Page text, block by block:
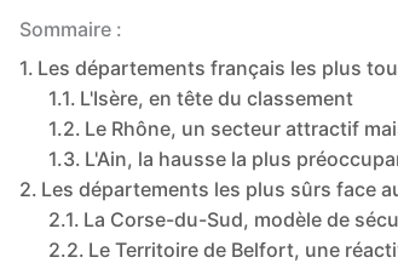
Sommaire :
Les départements français les plus
L'Isère, en tête du classement
Le Rhône, un secteur attractif
L'Ain, la hausse la plus
Les départements les plus sûrs face
La Corse-du-Sud, modèle de
Le Territoire de Belfort, une